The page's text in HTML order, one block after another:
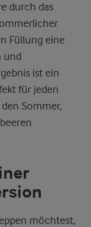
durch das
Füllung eine
und
ist ein
für jeden
Sommer,
möchtest,